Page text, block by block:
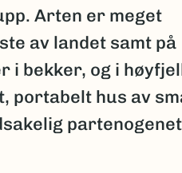
Arten er meget
av landet samt på
i bekker, og i
portabelt hus av